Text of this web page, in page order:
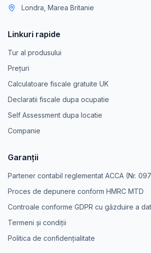
Londra, Marea Britanie
Linkuri rapide
Tur al produsului
Prețuri
Calculatoare fiscale gratuite UK
Declaratii fiscale dupa ocupatie
Self Assessment dupa locatie
Companie
Garanții
Partener contabil reglementat ACCA (Nr.
Proces de depunere conform HMRC MTD
Controale conforme GDPR cu găzduire a
Termeni și condiții
Politica de confidențialitate